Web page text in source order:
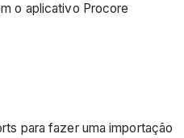
o aplicativo Procore
para fazer uma importação